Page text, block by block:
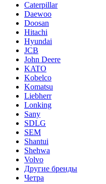
Caterpillar
Daewoo
Doosan
Hitachi
Hyundai
JCB
John Deere
KATO
Kobelco
Komatsu
Liebherr
Lonking
Sany
SDLG
SEM
Shantui
Shehwa
Volvo
Другие бренды
Четра